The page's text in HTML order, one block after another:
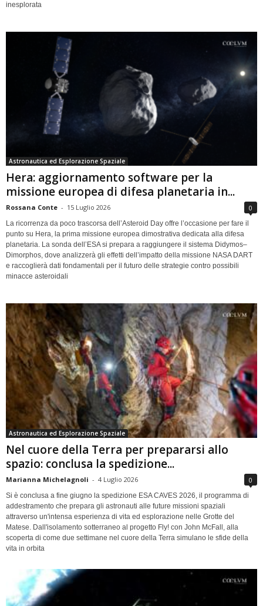
inesplorata
Astronautica ed Esplorazione Spaziale
Hera: aggiornamento software per la
missione europea di difesa planetaria in...
Rossana Conte - 15 Luglio 2026 0
La ricorrenza da poco trascorsa dell’Asteroid Day offre l’occasione per fare il
punto su Hera, la prima missione europea dimostrativa dedicata alla difesa
planetaria. La sonda dell’ESA si prepara a raggiungere il sistema Didymos–
Dimorphos, dove analizzerà gli effetti dell’impatto della missione NASA DART
e raccoglierà dati fondamentali per il futuro delle strategie contro possibili
minacce asteroidali
Astronautica ed Esplorazione Spaziale
Nel cuore della Terra per prepararsi allo
spazio: conclusa la spedizione...
Marianna Michelagnoli - 4 Luglio 2026 0
Si è conclusa a fine giugno la spedizione ESA CAVES 2026, il programma di
addestramento che prepara gli astronauti alle future missioni spaziali
attraverso un'intensa esperienza di vita ed esplorazione nelle Grotte del
Matese. Dall'isolamento sotterraneo al progetto Fly! con John McFall, alla
scoperta di come due settimane nel cuore della Terra simulano le sfide della
vita in orbita